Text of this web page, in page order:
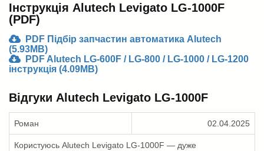
Інструкція Alutech Levigato LG-1000F
(PDF)
PDF Підбір запчастин автоматика Alutech
(5.93MB)
PDF Alutech LG-600F / LG-800 / LG-1000 / LG-1200
інструкція (4.09MB)
Відгуки Alutech Levigato LG-1000F
Роман 02.04.2025
Користуюсь Alutech Levigato LG-1000F — дуже